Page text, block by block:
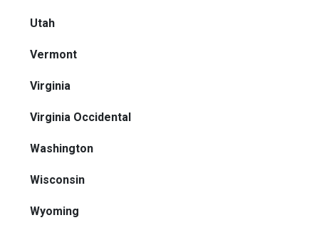
Utah
Vermont
Virginia
Virginia Occidental
Washington
Wisconsin
Wyoming